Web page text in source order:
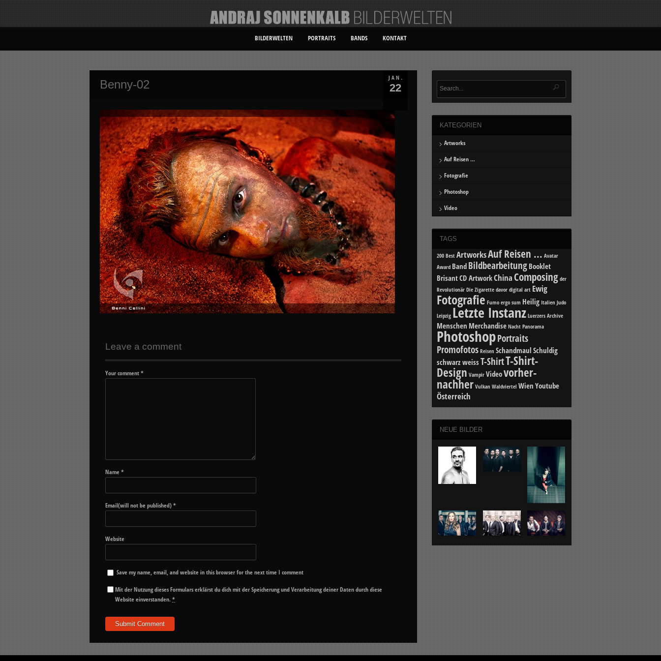
BILDERWELTEN PORTRAITS BANDS KONTAKT
JAN.
22
Benny-02
Leave a comment
Your comment*
Name*
Email(will not be published)*
Website
Save my name, email, and website in this browser for the next time I comment
Mit der Nutzung dieses Formulars erklärst du dich mit der Speicherung und Verarbeitung deiner Daten durch diese
Website einverstanden.*
KATEGORIEN
Artworks
Auf Reisen …
Fotografie
Photoshop
Video
TAGS
200 Best ArtworksAuf Reisen ... Avatar
Award Band Bildbearbeitung Booklet
BrisantCD ArtworkChinaComposing der
Revolutionär Die Zigarette davor digital art Ewig
Fotografie Fumo ergo sum Heilig Italien Judo
Leipzig Letzte Instanz Luerzers Archive
Menschen Merchandise Nacht Panorama
PhotoshopPortraits
Promofotos Reisen Schandmaul Schuldig
schwarz weissT-ShirtT-Shirt-
Design Vampir Videovorher-
nachher Vulkan Waldviertel Wien Youtube
Österreich
NEUE BILDER